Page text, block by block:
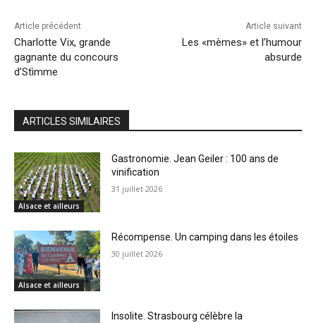
Article précédent
Charlotte Vix, grande
gagnante du concours
d’Stìmme
Article suivant
Les «mèmes» et l’humour
absurde
ARTICLES SIMILAIRES
Alsace et ailleurs
Gastronomie. Jean Geiler : 100 ans de
vinification
31 juillet 2026
Alsace et ailleurs
Récompense. Un camping dans les étoiles
30 juillet 2026
Insolite. Strasbourg célèbre la